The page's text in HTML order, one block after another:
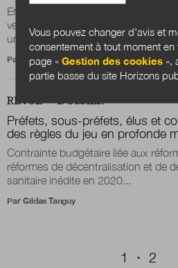
En France, le corps préfectoral
verticalité de l’administration
uns des enjeux prospectifs de...
Par Yannick Blanc
REVUE DOSSIER
Préfets, sous-préfets, élus et
des règles du jeu en profonde
Contrainte budgétaire liée aux
réformes de décentralisation et de
sanitaire inédite en 2020...
Par Gildas Tanguy
Page
1 Page
2
Vous pouvez changer d’avis et
consentement à tout moment en
page «Gestion des cookies »,
partie basse du site Horizons